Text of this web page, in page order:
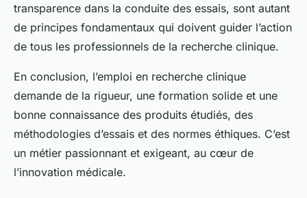
transparence dans la conduite des essais, sont autant
de principes fondamentaux qui doivent guider l’action
de tous les professionnels de la recherche clinique.
En conclusion, l’emploi en recherche clinique
demande de la rigueur, une formation solide et une
bonne connaissance des produits étudiés, des
méthodologies d’essais et des normes éthiques. C’est
un métier passionnant et exigeant, au cœur de
l’innovation médicale.